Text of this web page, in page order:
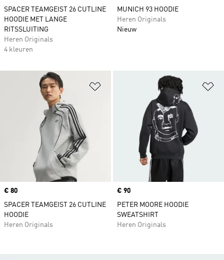
SPACER TEAMGEIST 26 CUTLINE
HOODIE MET LANGE
RITSSLUITING
Heren Originals
4 kleuren
MUNICH 93 HOODIE
Heren Originals
Nieuw
Op verlanglijst zetten
Price
€ 80
SPACER TEAMGEIST 26 CUTLINE
HOODIE
Heren Originals
Price
€ 90
PETER MOORE HOODIE
SWEATSHIRT
Heren Originals